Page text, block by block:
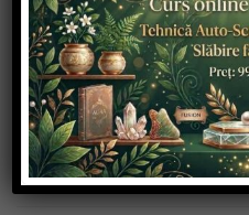
Make-up Virtual App
Make-up Virtual iOS
Produse naturiste
Articole recente
Tratamente naturiste ON-CO
Scala ORAC actualizată în
legume